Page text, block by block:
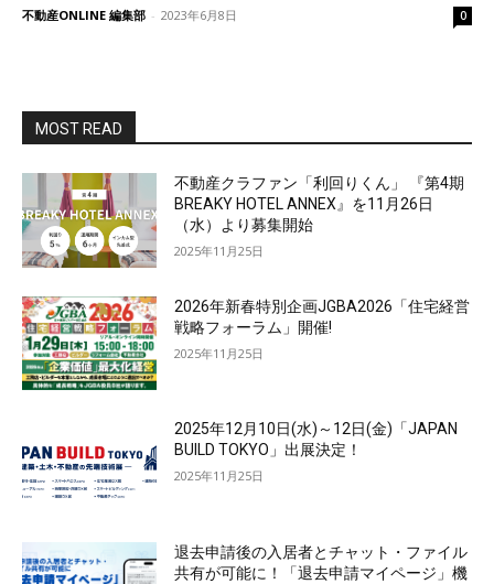
不動産ONLINE 編集部 - 2023年6月8日 0
MOST READ
不動産クラファン「利回りくん」 『第4期
BREAKY HOTEL ANNEX』を11月26日
（水）より募集開始
2025年11月25日
2026年新春特別企画JGBA2026「住宅経営
戦略フォーラム」開催!
2025年11月25日
2025年12月10日(水)～12日(金)「JAPAN
BUILD TOKYO」出展決定！
2025年11月25日
退去申請後の入居者とチャット・ファイル
共有が可能に！「退去申請マイページ」機